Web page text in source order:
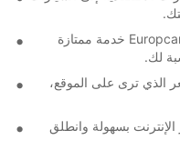
خدمة عملاء ممتازة: يقدم موظفو Europcar خدمة ممتازة
لك.
الذي ترى على الموقع،
بسهولة وانطلق